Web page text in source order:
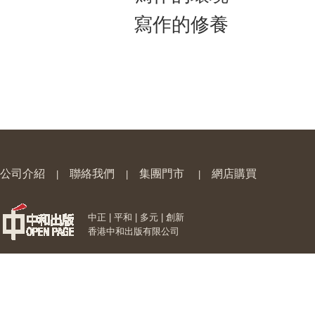
寫作的修養
公司介紹 聯絡我們 集團門市 網店購買
中正 | 平和 | 多元 | 創新
香港中和出版有限公司